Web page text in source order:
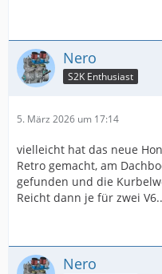
Nero
S2K Enthusiast
5. März 2026 um 17:14
vielleicht hat das neue
Retro gemacht, am
gefunden und die
Reicht dann je für zwei
Nero